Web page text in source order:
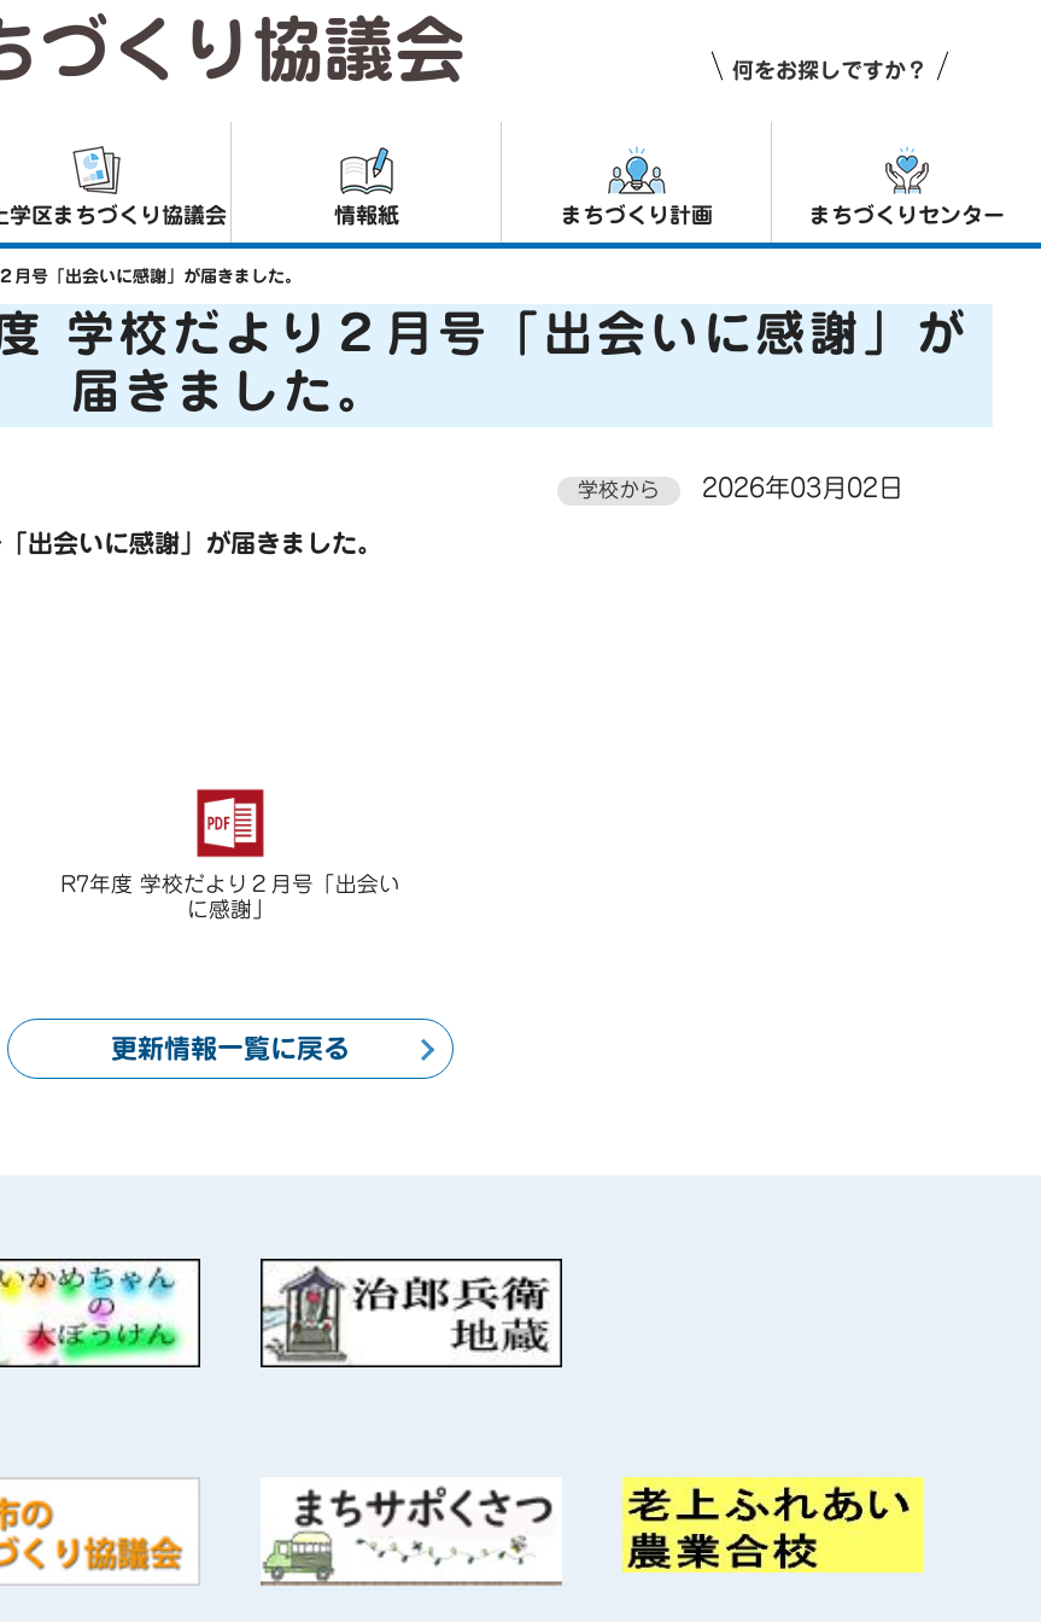
づくり協議会 何をお探しですか？
学区まちづくり協議会 情報紙 まちづくり計画 まちづくりセンター
号「出会いに感謝」が届きました。
学校だより２月号「出会いに感謝」が
届きました。
学校から 2026年03月02日
出会いに感謝」が届きました。
R7年度 学校だより２月号「出会い
に感謝」
更新情報一覧に戻る